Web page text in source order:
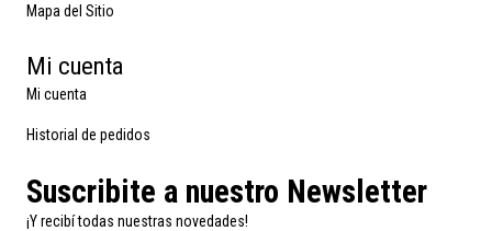
Mapa del Sitio
Mi cuenta
Mi cuenta
Historial de pedidos
Suscribite a nuestro Newsletter
¡Y recibí todas nuestras novedades!